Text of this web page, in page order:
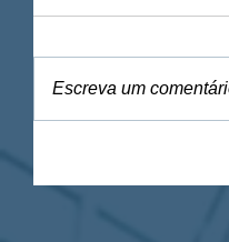
Escreva um